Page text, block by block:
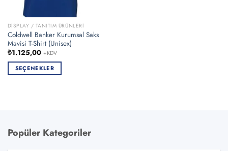
DISPLAY / TANITIM ÜRÜNLERI
Coldwell Banker Kurumsal Saks
Mavisi T-Shirt (Unisex)
₺1.125,00 +KDV
SEÇENEKLER
var.
Popüler Kategoriler